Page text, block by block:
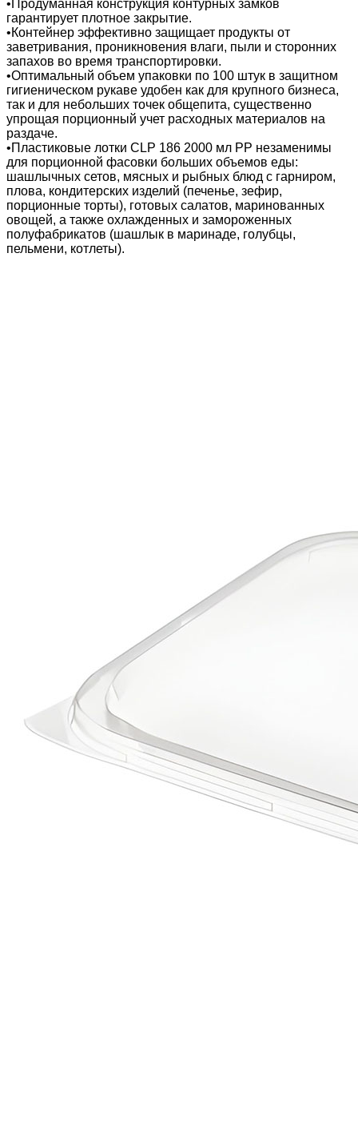
•Продуманная конструкция контурных замков
гарантирует плотное закрытие.
•Контейнер эффективно защищает продукты от
заветривания, проникновения влаги, пыли и сторонних
запахов во время транспортировки.
•Оптимальный объем упаковки по 100 штук в защитном
гигиеническом рукаве удобен как для крупного бизнеса,
так и для небольших точек общепита, существенно
упрощая порционный учет расходных материалов на
раздаче.
•Пластиковые лотки CLP 186 2000 мл PP незаменимы
для порционной фасовки больших объемов еды:
шашлычных сетов, мясных и рыбных блюд с гарниром,
плова, кондитерских изделий (печенье, зефир,
порционные торты), готовых салатов, маринованных
овощей, а также охлажденных и замороженных
полуфабрикатов (шашлык в маринаде, голубцы,
пельмени, котлеты).